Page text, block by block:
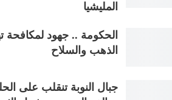
المليشيا
الحكومة .. جهود لمكافحة
الذهب والسلاح
جبال النوبة تنقلب على